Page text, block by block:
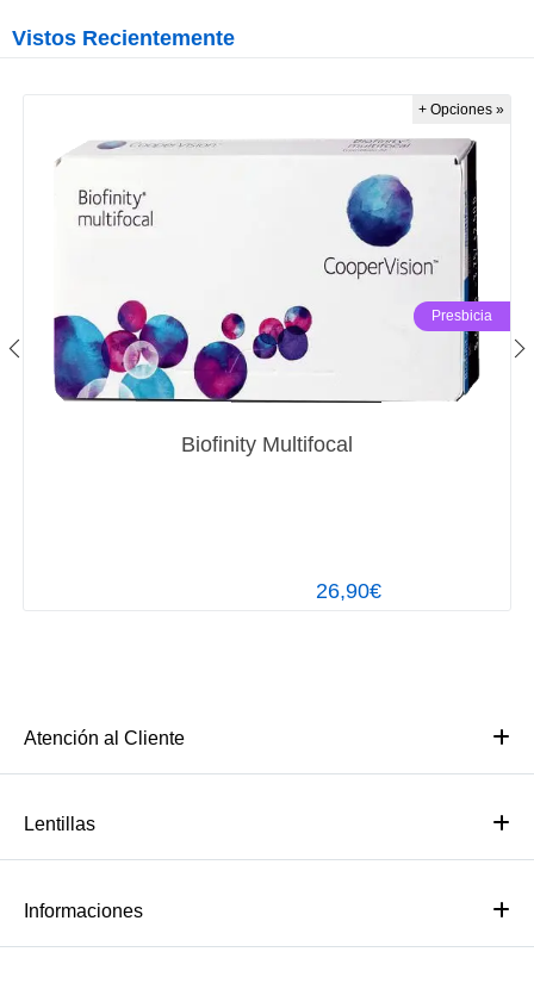
Vistos Recientemente
Biofinity Multifocal
26,90€
Presbicia
+ Opciones »
Atención al Cliente
Lentillas
Informaciones